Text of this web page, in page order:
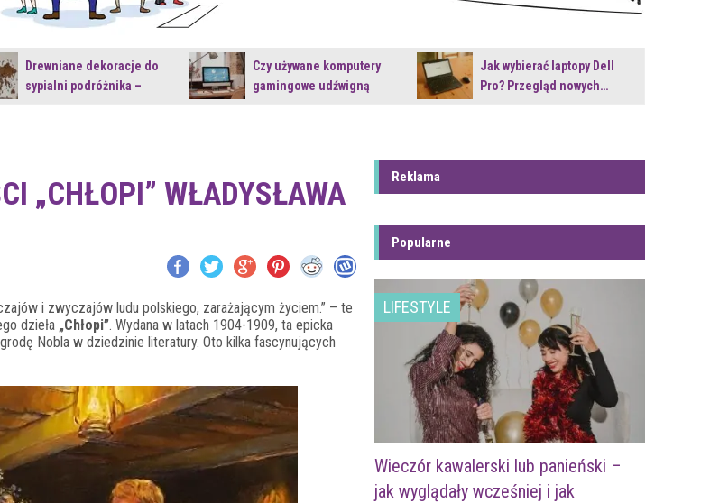
Drewniane dekoracje do
sypialni podróżnika –
Czy używane komputery
gamingowe udźwigną
Jak wybierać laptopy Dell
Pro? Przegląd nowych…
„CHŁOPI” WŁADYSŁAWA
i zwyczajów ludu polskiego, zarażającym życiem.” – te
dzieła „Chłopi”. Wydana w latach 1904-1909, ta epicka
Nobla w dziedzinie literatury. Oto kilka fascynujących
Reklama
Popularne
LIFESTYLE
Wieczór kawalerski lub panieński –
jak wyglądały wcześniej i jak